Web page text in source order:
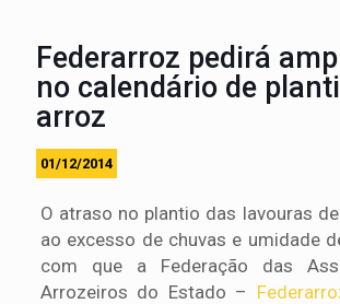
Federarroz pedirá
no calendário de
arroz
01/12/2014
O atraso no plantio das lavouras
ao excesso de chuvas e umidade
com que a Federação das
Arrozeiros do Estado – Feder